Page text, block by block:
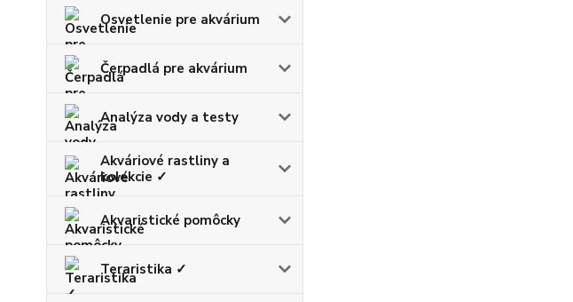
Osvetlenie pre akvárium
Čerpadlá pre akvárium
Analýza vody a testy
Akváriové rastliny a
kolekcie ✓
Akvaristické pomôcky
Teraristika ✓